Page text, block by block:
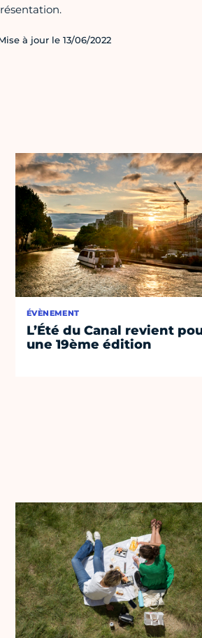
à jour le 13/06/2022
ÉVÈNEMENT
L’Été du Canal revient
une 19ème édition